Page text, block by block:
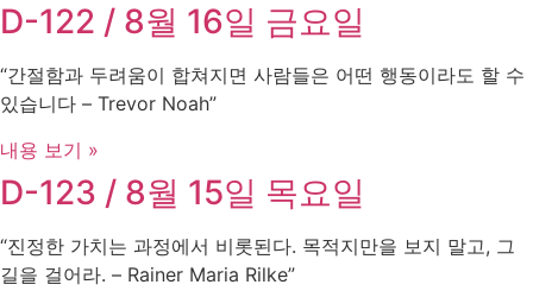
D-122 / 8월 16일 금요일
“간절함과 두려움이 합쳐지면 사람들은 어떤 행동이라도 할 수
있습니다 – Trevor Noah”
내용 보기 »
D-123 / 8월 15일 목요일
“진정한 가치는 과정에서 비롯된다. 목적지만을 보지 말고, 그
길을 걸어라. – Rainer Maria Rilke”